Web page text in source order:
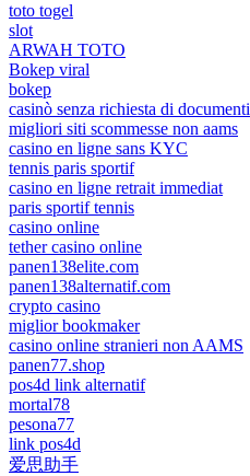
toto togel
slot
ARWAH TOTO
Bokep viral
bokep
casinò senza richiesta di documenti
migliori siti scommesse non aams
casino en ligne sans KYC
tennis paris sportif
casino en ligne retrait immediat
paris sportif tennis
casino online
tether casino online
panen138elite.com
panen138alternatif.com
crypto casino
miglior bookmaker
casino online stranieri non AAMS
panen77.shop
pos4d link alternatif
mortal78
pesona77
link pos4d
爱思助手